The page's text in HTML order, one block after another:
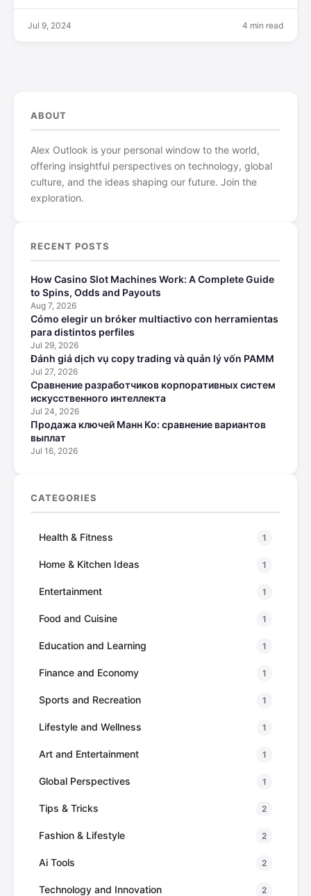
Jul 9, 2024 4 min read
ABOUT
Alex Outlook is your personal window to the world,
offering insightful perspectives on technology, global
culture, and the ideas shaping our future. Join the
exploration.
RECENT POSTS
How Casino Slot Machines Work: A Complete Guide
to Spins, Odds and Payouts
Aug 7, 2026
Cómo elegir un bróker multiactivo con herramientas
para distintos perfiles
Jul 29, 2026
Đánh giá dịch vụ copy trading và quản lý vốn PAMM
Jul 27, 2026
Сравнение разработчиков корпоративных систем
искусственного интеллекта
Jul 24, 2026
Продажа ключей Манн Ко: сравнение вариантов
выплат
Jul 16, 2026
CATEGORIES
Health & Fitness 1
Home & Kitchen Ideas 1
Entertainment 1
Food and Cuisine 1
Education and Learning 1
Finance and Economy 1
Sports and Recreation 1
Lifestyle and Wellness 1
Art and Entertainment 1
Global Perspectives 1
Tips & Tricks 2
Fashion & Lifestyle 2
Ai Tools 2
Technology and Innovation 2